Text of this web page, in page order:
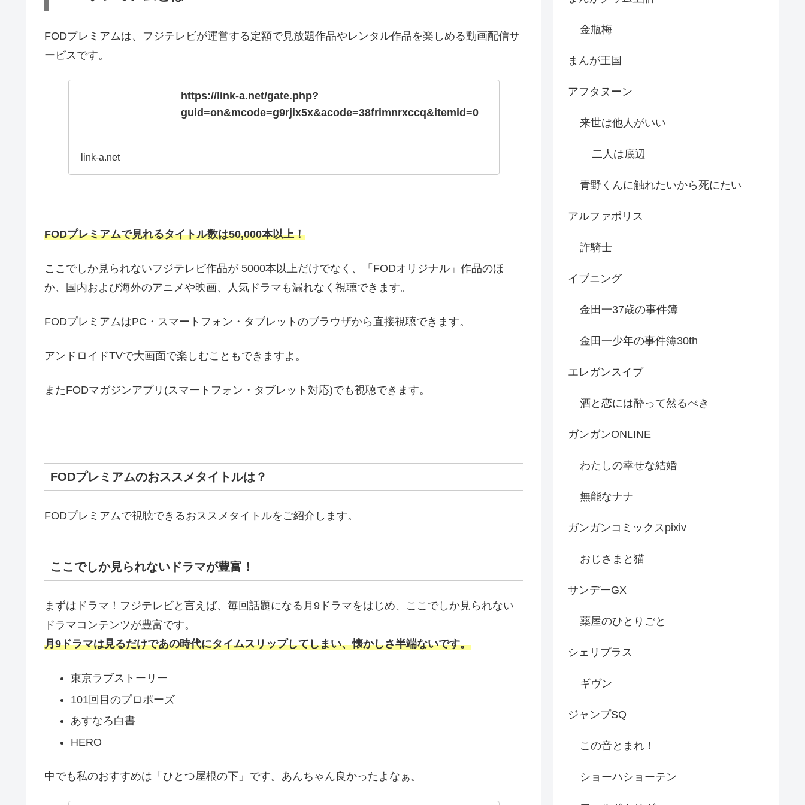
FODプレミアムは、フジテレビが運営する定額で見放題作品やレンタル作品を楽しめる動画配信サ
ービスです。
https://link-a.net/gate.php?
guid=on&mcode=g9rjix5x&acode=38frimnrxccq&itemid=0
link-a.net
FODプレミアムで見れるタイトル数は50,000本以上！
ここでしか見られないフジテレビ作品が 5000本以上だけでなく、「FODオリジナル」作品のほ
か、国内および海外のアニメや映画、人気ドラマも漏れなく視聴できます。
FODプレミアムはPC・スマートフォン・タブレットのブラウザから直接視聴できます。
アンドロイドTVで大画面で楽しむこともできますよ。
またFODマガジンアプリ(スマートフォン・タブレット対応)でも視聴できます。
FODプレミアムのおススメタイトルは？
FODプレミアムで視聴できるおススメタイトルをご紹介します。
ここでしか見られないドラマが豊富！
まずはドラマ！フジテレビと言えば、毎回話題になる月9ドラマをはじめ、ここでしか見られない
ドラマコンテンツが豊富です。
月9ドラマは見るだけであの時代にタイムスリップしてしまい、懐かしさ半端ないです。
東京ラブストーリー
101回目のプロポーズ
あすなろ白書
HERO
中でも私のおすすめは「ひとつ屋根の下」です。あんちゃん良かったよなぁ。
金瓶梅
まんが王国
アフタヌーン
来世は他人がいい
二人は底辺
青野くんに触れたいから死にたい
アルファポリス
詐騎士
イブニング
金田一37歳の事件簿
金田一少年の事件簿30th
エレガンスイブ
酒と恋には酔って然るべき
ガンガンONLINE
わたしの幸せな結婚
無能なナナ
ガンガンコミックスpixiv
おじさまと猫
サンデーGX
薬屋のひとりごと
シェリプラス
ギヴン
ジャンプSQ
この音とまれ！
ショーハショーテン